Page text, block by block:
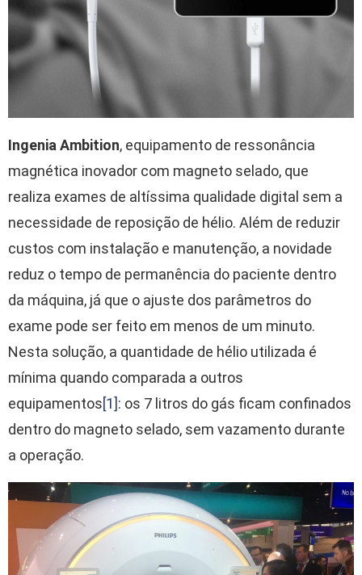
Ingenia Ambition, equipamento de ressonância
magnética inovador com magneto selado, que
realiza exames de altíssima qualidade digital sem a
necessidade de reposição de hélio. Além de reduzir
custos com instalação e manutenção, a novidade
reduz o tempo de permanência do paciente dentro
da máquina, já que o ajuste dos parâmetros do
exame pode ser feito em menos de um minuto.
Nesta solução, a quantidade de hélio utilizada é
mínima quando comparada a outros
equipamentos[1]: os 7 litros do gás ficam confinados
dentro do magneto selado, sem vazamento durante
a operação.